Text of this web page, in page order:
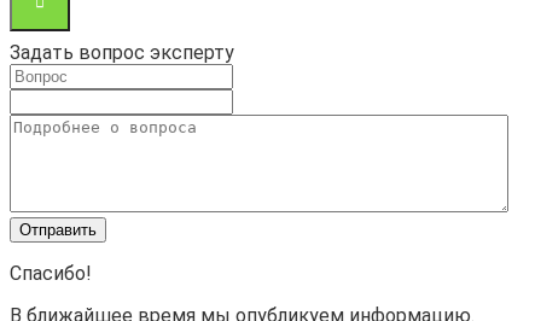
Задать вопрос эксперту
Спасибо!
В ближайшее время мы опубликуем информацию.